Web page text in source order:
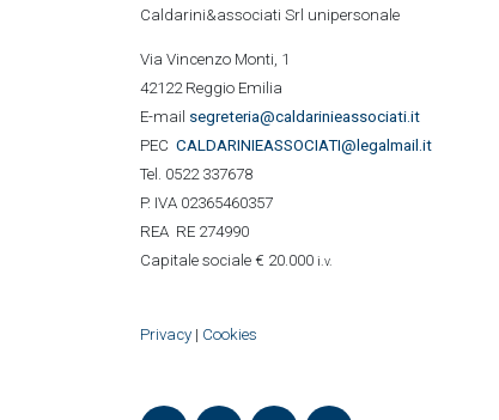
Caldarini&associati Srl unipersonale
Via Vincenzo Monti, 1
42122 Reggio Emilia
E-mail segreteria@caldarinieassociati.it
PEC CALDARINIEASSOCIATI@legalmail.it
Tel. 0522 337678
P. IVA 02365460357
REA RE 274990
Capitale sociale € 20.000 i.v.
Privacy | Cookies